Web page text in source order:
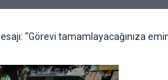
“Görevi tamamlayacağınıza